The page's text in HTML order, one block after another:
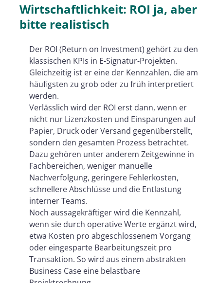
Wirtschaftlichkeit: ROI ja, aber
bitte realistisch
Der ROI (Return on Investment) gehört zu den
klassischen KPIs in E-Signatur-Projekten.
Gleichzeitig ist er eine der Kennzahlen, die am
häufigsten zu grob oder zu früh interpretiert
werden.
Verlässlich wird der ROI erst dann, wenn er
nicht nur Lizenzkosten und Einsparungen auf
Papier, Druck oder Versand gegenüberstellt,
sondern den gesamten Prozess betrachtet.
Dazu gehören unter anderem Zeitgewinne in
Fachbereichen, weniger manuelle
Nachverfolgung, geringere Fehlerkosten,
schnellere Abschlüsse und die Entlastung
interner Teams.
Noch aussagekräftiger wird die Kennzahl,
wenn sie durch operative Werte ergänzt wird,
etwa Kosten pro abgeschlossenem Vorgang
oder eingesparte Bearbeitungszeit pro
Transaktion. So wird aus einem abstrakten
Business Case eine belastbare